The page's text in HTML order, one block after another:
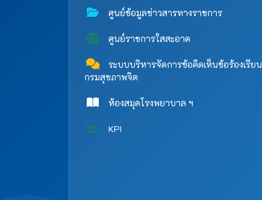
ศูนย์ข้อมูลข่าวสารทางราชการ
ศูนย์ราชการใสสะอาด
ระบบบริหารจัดการข้อคิดเห็นข้อร้องเรียน
กรมสุขภาพจิต
ห้องสมุดโรงพยาบาล ฯ
KPI